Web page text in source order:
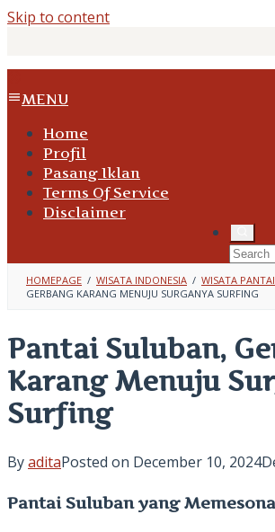
Skip to content
MENU
Home
Profil
Pasang Iklan
Terms Of Service
Disclaimer
HOMEPAGE / WISATA INDONESIA / WISATA PANTAI
GERBANG KARANG MENUJU SURGANYA SURFING
Pantai Suluban,
Karang Menuju
Surfing
ByaditaPosted on December 10, 2024
Pantai Suluban yang Memesona